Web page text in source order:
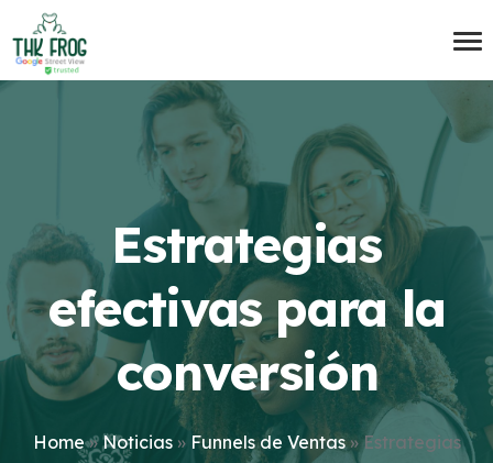
Estrategias
efectivas para la
conversión
Home»Noticias» Funnels de Ventas»Estrategias